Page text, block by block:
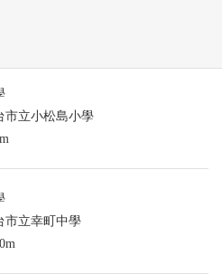
市立小松島小學
市立幸町中學